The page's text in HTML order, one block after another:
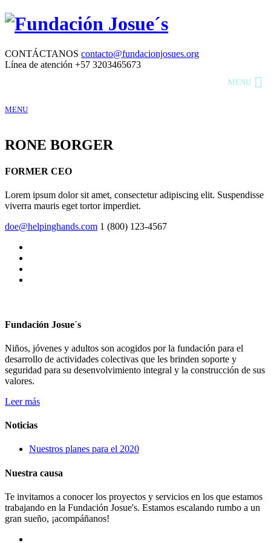
CONTÁCTANOS contacto@fundacionjosues.org
Línea de atención +57 3203465673
MENU
RONE BORGER
FORMER CEO
Lorem ipsum dolor sit amet, consectetur adipiscing elit. Suspendisse
viverra mauris eget tortor imperdiet.
doe@helpinghands.com 1 (800) 123-4567
Fundación Josue´s
Niños, jóvenes y adultos son acogidos por la fundación para el
desarrollo de actividades colectivas que les brinden soporte y
seguridad para su desenvolvimiento integral y la construcción de sus
valores.
Leer más
Noticias
Nuestros planes para el 2020
Nuestra causa
Te invitamos a conocer los proyectos y servicios en los que estamos
trabajando en la Fundación Josue's. Estamos escalando rumbo a un
gran sueño, ¡acompáñanos!